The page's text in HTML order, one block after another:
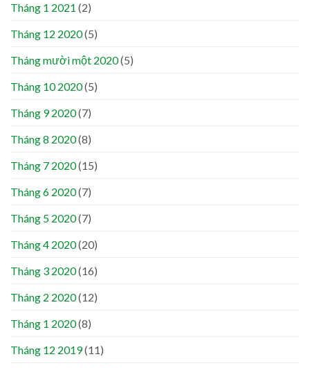
Tháng 1 2021 (2)
Tháng 12 2020(5)
Tháng mười một 2020(5)
Tháng 10 2020(5)
Tháng 9 2020(7)
Tháng 8 2020(8)
Tháng 7 2020(15)
Tháng 6 2020(7)
Tháng 5 2020(7)
Tháng 4 2020(20)
Tháng 3 2020(16)
Tháng 2 2020(12)
Tháng 1 2020(8)
Tháng 12 2019(11)